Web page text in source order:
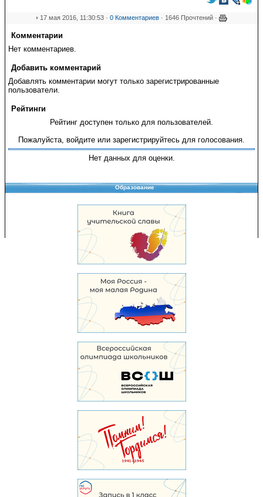
17 мая 2016, 11:30:53 · 0 Комментариев · 1646 Прочтений ·
Комментарии
Нет комментариев.
Добавить комментарий
Добавлять комментарии могут только зарегистрированные
пользователи.
Рейтинги
Рейтинг доступен только для пользователей.
Пожалуйста, войдите или зарегистрируйтесь для голосования.
Нет данных для оценки.
Образование
Copyright © 2008-2026 Управление образования
Перепечатка и использование материалов возможны только с разрешения
Управления образования.
103,960,632 уникальных посетителей